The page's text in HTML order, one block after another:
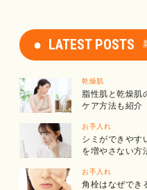
LATEST POSTS
乾燥肌
脂性肌と乾燥肌
ケア方法も紹介
お手入れ
シミができやす
を増やさない方
お手入れ
角栓はなぜでき